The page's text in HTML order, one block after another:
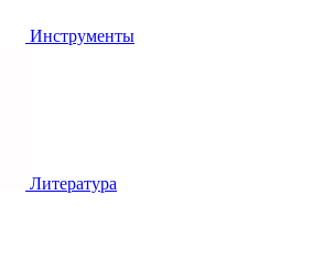
Инструменты
Литература